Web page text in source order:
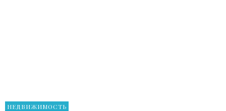
НЕДВИЖИМОСТЬ